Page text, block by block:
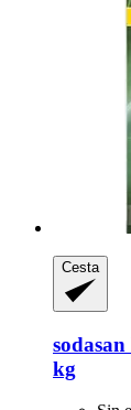
Cesta
sodasan
kg